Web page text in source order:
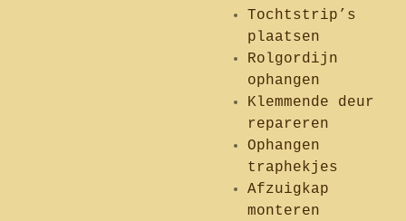
Tochtstrip’s
plaatsen
Rolgordijn
ophangen
Klemmende deur
repareren
Ophangen
traphekjes
Afzuigkap
monteren